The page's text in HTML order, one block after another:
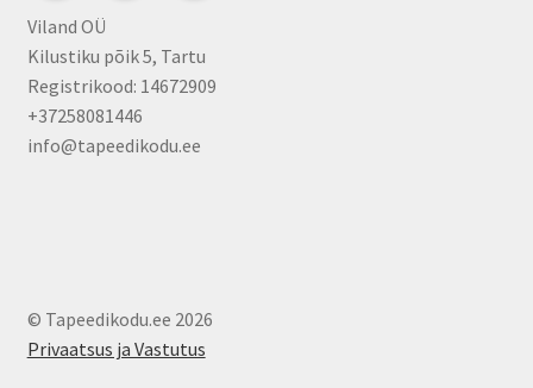
Viland OÜ
Kilustiku põik 5, Tartu
Registrikood: 14672909
+37258081446
info@tapeedikodu.ee
© Tapeedikodu.ee 2026
Privaatsus ja Vastutus